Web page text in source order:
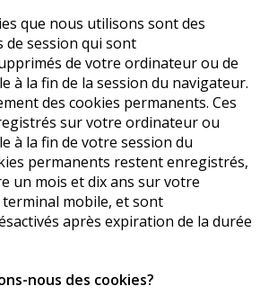
que nous utilisons sont des
session qui sont
de votre ordinateur ou de
à la fin de la session du navigateur.
des cookies permanents. Ces
sur votre ordinateur ou
à la fin de votre session du
permanents restent enregistrés,
un mois et dix ans sur votre
mobile, et sont
après expiration de la durée
nous des cookies?